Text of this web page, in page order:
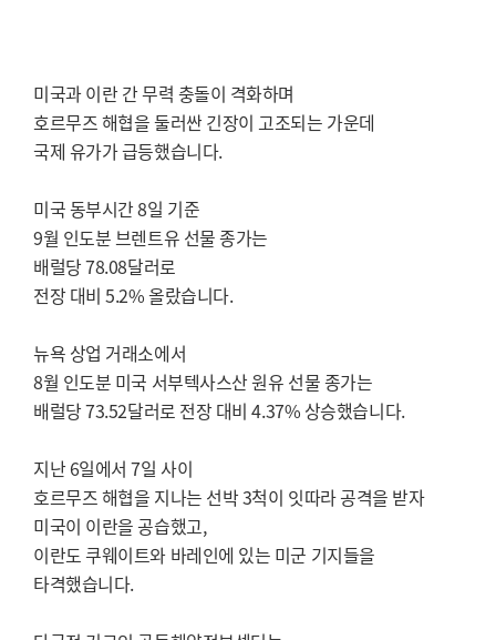
미국과 이란 간 무력 충돌이 격화하며
호르무즈 해협을 둘러싼 긴장이 고조되는 가운데
국제 유가가 급등했습니다.
미국 동부시간 8일 기준
9월 인도분 브렌트유 선물 종가는
배럴당 78.08달러로
전장 대비 5.2% 올랐습니다.
뉴욕 상업 거래소에서
8월 인도분 미국 서부텍사스산 원유 선물 종가는
배럴당 73.52달러로 전장 대비 4.37% 상승했습니다.
지난 6일에서 7일 사이
호르무즈 해협을 지나는 선박 3척이 잇따라 공격을 받자
미국이 이란을 공습했고,
이란도 쿠웨이트와 바레인에 있는 미군 기지들을
타격했습니다.